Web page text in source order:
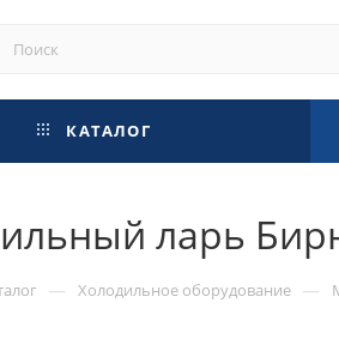
КАТАЛОГ
ларь
— Холодильное оборудование —